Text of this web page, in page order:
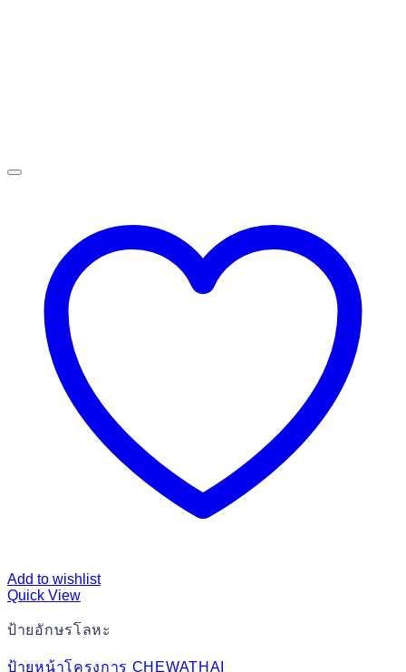
Add to wishlist
Quick View
ป้ายอักษรโลหะ
ป้ายหน้าโครงการ CHEWATHAI